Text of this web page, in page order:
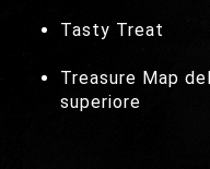
Tasty Treat
Treasure Map
superiore